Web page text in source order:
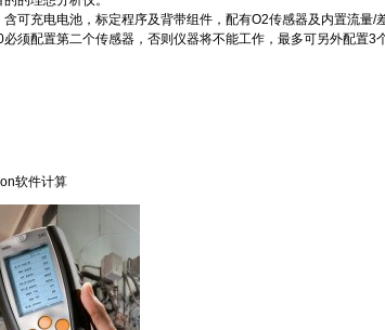
可充电电池，标定程序及背带组件，配有O2传感器及内置流量/
须配置第二个传感器，否则仪器将不能工作，最多可另外配置3
软件计算